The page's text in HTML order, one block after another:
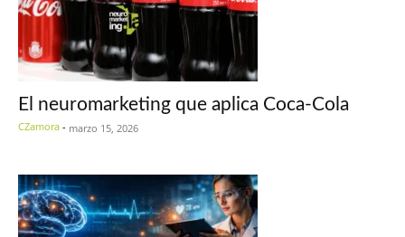
El neuromarketing que aplica Coca-Cola
CZamora - marzo 15, 2026